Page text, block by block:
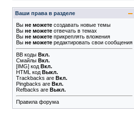
Ваши права в разделе
Вы не можете создавать новые темы
Вы не можете отвечать в темах
Вы не можете прикреплять вложения
Вы не можете редактировать свои сообщения
BB коды Вкл.
Смайлы Вкл.
[IMG] код Вкл.
HTML код Выкл.
Trackbacks are Вкл.
Pingbacks are Вкл.
Refbacks are Выкл.
Правила форума